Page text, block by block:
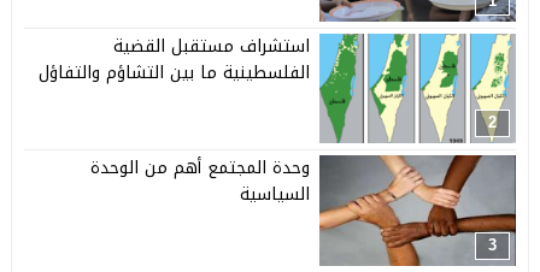
2
استشراف مستقبل القضية
الفلسطينية ما بين التشاؤم والتفاؤل
3
وحدة المجتمع أهم من الوحدة
السياسية